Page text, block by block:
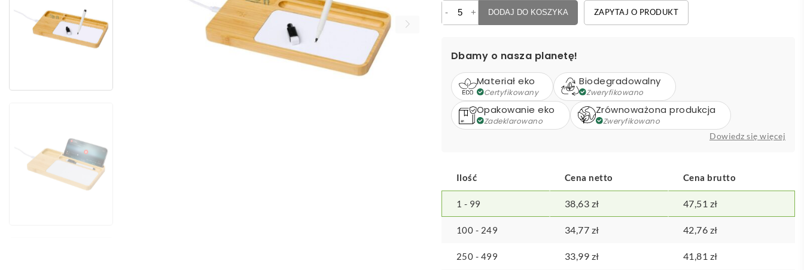
-
ilość
ładowarka
indukcyjna
+ DODAJ DO KOSZYKA ZAPYTAJ O PRODUKT
Dbamy o nasza planetę!
Materiał eko
Certyfikowany
Biodegradowalny
Zweryfikowano
Opakowanie eko
Zadeklarowano
Zrównoważona produkcja
Zweryfikowano
Dowiedz się więcej
Ilość Cena netto Cena brutto
1 - 99 38,63 zł 47,51 zł
100 - 249 34,77 zł 42,76 zł
250 - 499 33,99 zł 41,81 zł